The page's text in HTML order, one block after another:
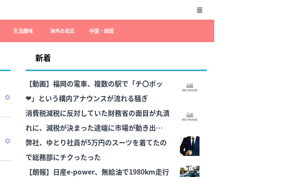
生活趣味 海外の反応 中国・韓国
新着
【動画】福岡の電車、複数の駅で「チ〇ポッ
❤」という構内アナウンスが流れる騒ぎ
消費税減税に反対していた財務省の面目が丸潰
れに、減税が決まった途端に市場が動き出した
が……
弊社、ゆとり社員が5万円のスーツを着てたの
で総務部にチクったった
【朗報】日産e-power、無給油で1980km走行